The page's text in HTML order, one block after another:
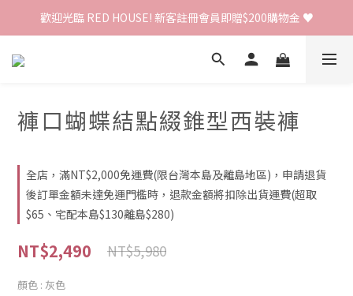
歡迎光臨 RED HOUSE! 新客註冊會員即贈$200購物金 ♥
歡迎光臨 RED HOUSE! 新客註冊會員即贈$200購物金 ♥
全館單筆訂單滿 $2000 免運 🚚
褲口蝴蝶結點綴錐型西裝褲
全店，滿NT$2,000免運費(限台灣本島及離島地區)，申請退貨
後訂單金額未達免運門檻時，退款金額將扣除出貨運費(超取
$65、宅配本島$130離島$280)
NT$2,490 NT$5,980
顏色 : 灰色